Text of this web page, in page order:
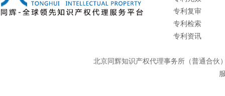
专利复审
专利检索
专利资讯
北京同辉知识产权代理事务所（普通合